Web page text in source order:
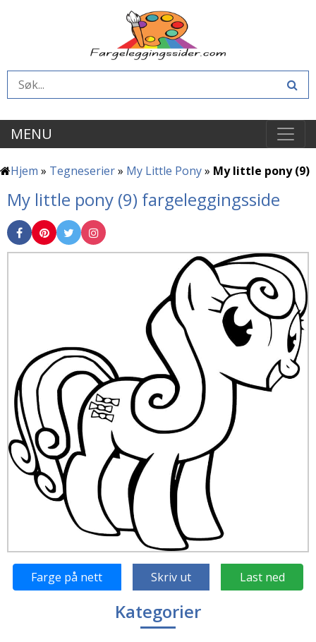
MENU
Hjem » Tegneserier» My Little Pony» My little pony (9)
My little pony (9) fargeleggingsside
Farge på nett Skriv ut Last ned
Kategorier